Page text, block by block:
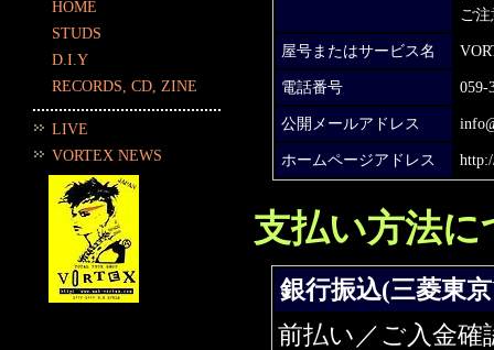
HOME
STUDS
D.I.Y
RECORDS, CD, ZINE
LIVE
VORTEX NEWS
ご
屋号またはサービス名
電話番号 059-
公開メールアドレス
ホームページアドレス
支払い方法に
銀行振込(三菱東
前払い／ご入金